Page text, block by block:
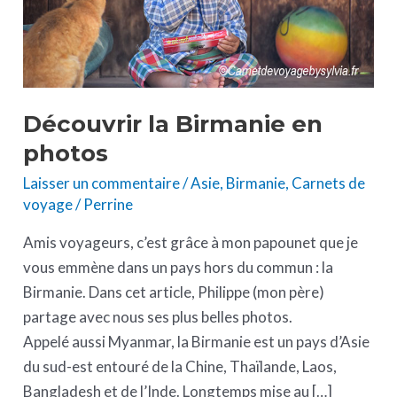
Découvrir la Birmanie en
photos
Laisser un commentaire/Asie, Birmanie, Carnets de
voyage/Perrine
Amis voyageurs, c’est grâce à mon papounet que je
vous emmène dans un pays hors du commun : la
Birmanie. Dans cet article, Philippe (mon père)
partage avec nous ses plus belles photos.
Appelé aussi Myanmar, la Birmanie est un pays d’Asie
du sud-est entouré de la Chine, Thaïlande, Laos,
Bangladesh et de l’Inde. Longtemps mise au […]